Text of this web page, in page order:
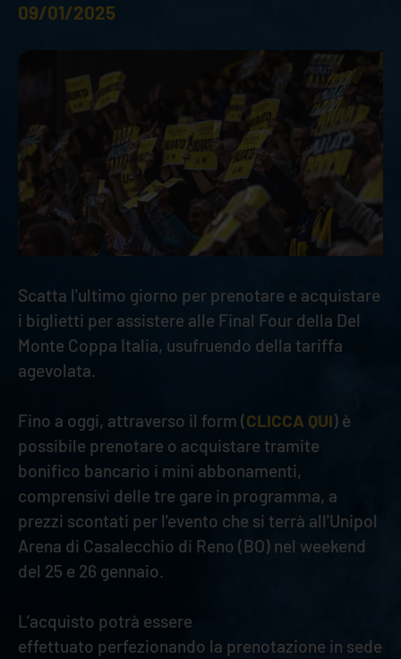
09/01/2025
Scatta l'ultimo giorno per prenotare e acquistare
i biglietti per assistere alle Final Four della Del
Monte Coppa Italia, usufruendo della tariffa
agevolata.
Fino a oggi, attraverso il form (CLICCA QUI) è
possibile prenotare o acquistare tramite
bonifico bancario i mini abbonamenti,
comprensivi delle tre gare in programma, a
prezzi scontati per l'evento che si terrà all'Unipol
Arena di Casalecchio di Reno (BO) nel weekend
del 25 e 26 gennaio.
L’acquisto potrà essere
effettuato perfezionando la prenotazione in sede